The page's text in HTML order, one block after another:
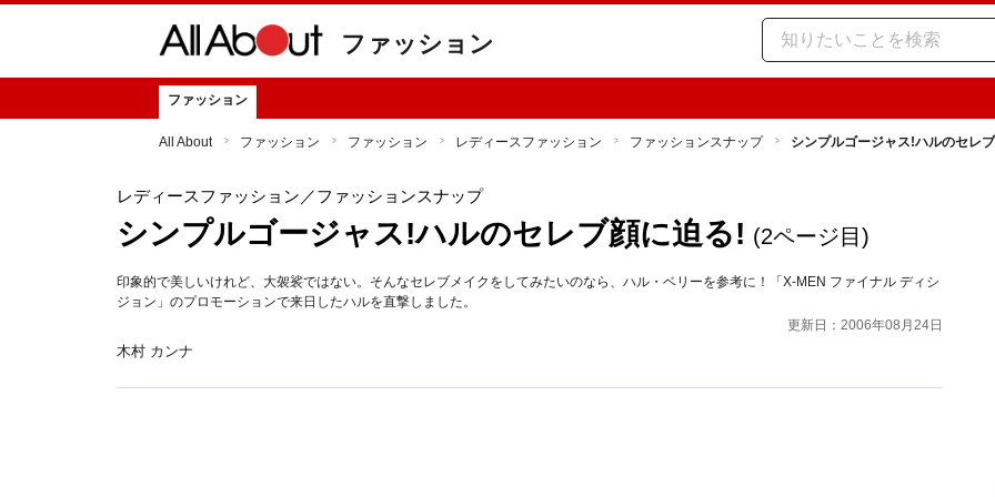
ファッション
ファッション
All About ファッション ファッション レディースファッション ファッションスナップ シンプルゴージャス!ハルのセレ
レディースファッション ／ファッションスナップ
シンプルゴージャス!ハルのセレブ顔に迫る! (2ページ目)
印象的で美しいけれど、大袈裟ではない。そんなセレブメイクをしてみたいのなら、ハル・ベリーを参考に！「X-MEN ファイナル ディシ
ジョン」のプロモーションで来日したハルを直撃しました。
更新日：2006年08月24日
木村 カンナ